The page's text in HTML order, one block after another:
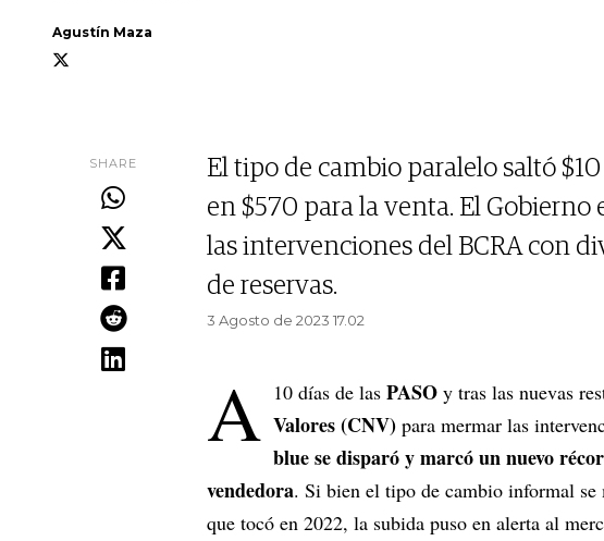
Agustín Maza
SHARE
El tipo de cambio paralelo saltó
en $570 para la venta. El
las intervenciones del BCRA con
de reservas.
3 Agosto de 2023 17.02
A 10 días de las PASO y tras las nuevas
Valores (CNV) para mermar las
blue se disparó y marcó un nuevo
vendedora. Si bien el tipo de cambio informal
que tocó en 2022, la subida puso en alerta al